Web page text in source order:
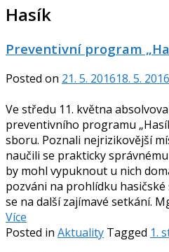
Hasík
Preventivní program
Posted on 21. 5. 201618. 5. 2016
Ve středu 11. května
preventivního programu
sboru. Poznali nejrizikovější
naučili se prakticky
by mohl vypuknout u nich
pozváni na prohlídku hasičské
se na další zajímavé setkání.
Více
Posted in Aktuality Tagged 1.